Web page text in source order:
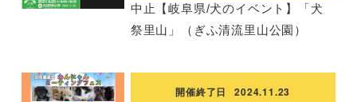
中止【岐阜県/犬のイベント】「犬
祭里山」（ぎふ清流里山公園）
開催終了日 2024.11.23